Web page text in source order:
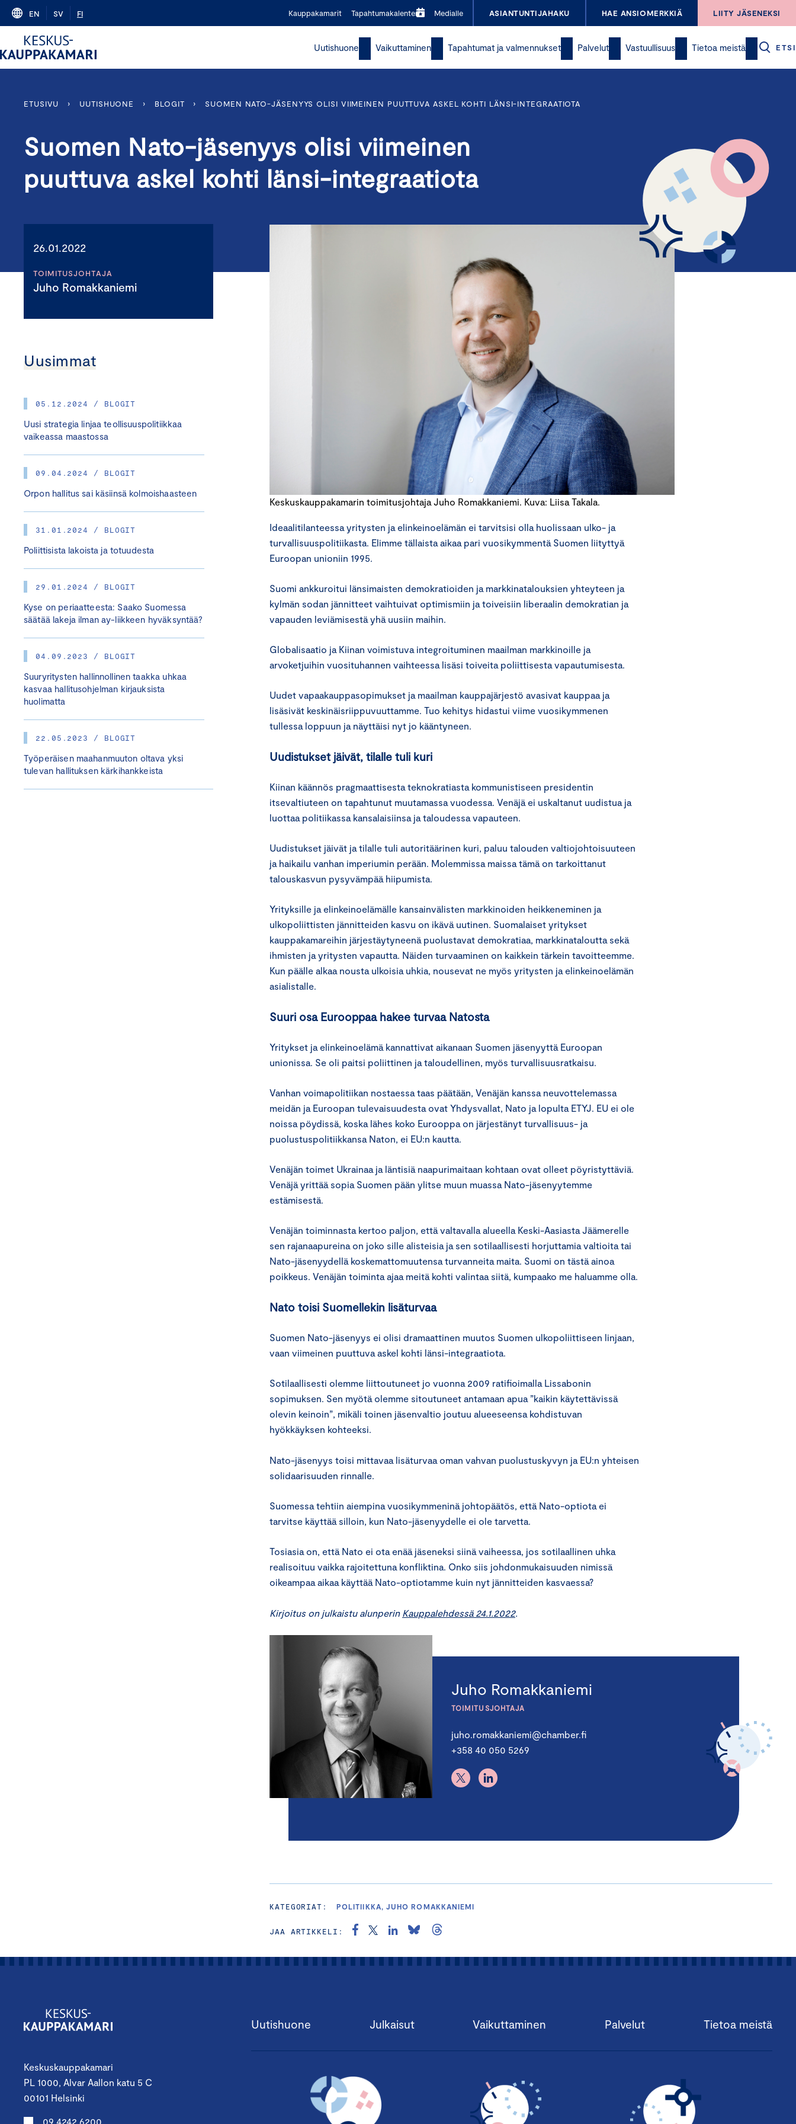
Skip
content
EN SV FI Kauppakamarit Tapahtumakalenteri Medialle ASIANTUNTIJAHAKU HAE ANSIOMERKKIÄ LIITY JÄSENEKSI
Uutishuone Vaikuttaminen Tapahtumat ja valmennukset Palvelut Vastuullisuus Tietoa meistä ETSI
ETUSIVU › UUTISHUONE › BLOGIT › SUOMEN NATO-JÄSENYYS OLISI VIIMEINEN PUUTTUVA ASKEL KOHTI LÄNSI-INTEGRAATIOTA
Suomen Nato-jäsenyys olisi viimeinen
puuttuva askel kohti länsi-integraatiota
26.01.2022
TOIMITUSJOHTAJA
Juho Romakkaniemi
Uusimmat
05.12.2024 / BLOGIT
Uusi strategia linjaa teollisuuspolitiikkaa
vaikeassa maastossa
09.04.2024 / BLOGIT
Orpon hallitus sai käsiinsä kolmoishaasteen
31.01.2024 / BLOGIT
Poliittisista lakoista ja totuudesta
29.01.2024 / BLOGIT
Kyse on periaatteesta: Saako Suomessa
säätää lakeja ilman ay-liikkeen hyväksyntää?
04.09.2023 / BLOGIT
Suuryritysten hallinnollinen taakka uhkaa
kasvaa hallitusohjelman kirjauksista
huolimatta
22.05.2023 / BLOGIT
Työperäisen maahanmuuton oltava yksi
tulevan hallituksen kärkihankkeista
Keskuskauppakamarin toimitusjohtaja Juho Romakkaniemi. Kuva: Liisa Takala.
Ideaalitilanteessa yritysten ja elinkeinoelämän ei tarvitsisi olla huolissaan ulko- ja
turvallisuuspolitiikasta. Elimme tällaista aikaa pari vuosikymmentä Suomen liityttyä
Euroopan unioniin 1995.
Suomi ankkuroitui länsimaisten demokratioiden ja markkinatalouksien yhteyteen ja
kylmän sodan jännitteet vaihtuivat optimismiin ja toiveisiin liberaalin demokratian ja
vapauden leviämisestä yhä uusiin maihin.
Globalisaatio ja Kiinan voimistuva integroituminen maailman markkinoille ja
arvoketjuihin vuosituhannen vaihteessa lisäsi toiveita poliittisesta vapautumisesta.
Uudet vapaakauppasopimukset ja maailman kauppajärjestö avasivat kauppaa ja
lisäsivät keskinäisriippuvuuttamme. Tuo kehitys hidastui viime vuosikymmenen
tullessa loppuun ja näyttäisi nyt jo kääntyneen.
Uudistukset jäivät, tilalle tuli kuri
Kiinan käännös pragmaattisesta teknokratiasta kommunistiseen presidentin
itsevaltiuteen on tapahtunut muutamassa vuodessa. Venäjä ei uskaltanut uudistua ja
luottaa politiikassa kansalaisiinsa ja taloudessa vapauteen.
Uudistukset jäivät ja tilalle tuli autoritäärinen kuri, paluu talouden valtiojohtoisuuteen
ja haikailu vanhan imperiumin perään. Molemmissa maissa tämä on tarkoittanut
talouskasvun pysyvämpää hiipumista.
Yrityksille ja elinkeinoelämälle kansainvälisten markkinoiden heikkeneminen ja
ulkopoliittisten jännitteiden kasvu on ikävä uutinen. Suomalaiset yritykset
kauppakamareihin järjestäytyneenä puolustavat demokratiaa, markkinataloutta sekä
ihmisten ja yritysten vapautta. Näiden turvaaminen on kaikkein tärkein tavoitteemme.
Kun päälle alkaa nousta ulkoisia uhkia, nousevat ne myös yritysten ja elinkeinoelämän
asialistalle.
Suuri osa Eurooppaa hakee turvaa Natosta
Yritykset ja elinkeinoelämä kannattivat aikanaan Suomen jäsenyyttä Euroopan
unionissa. Se oli paitsi poliittinen ja taloudellinen, myös turvallisuusratkaisu.
Vanhan voimapolitiikan nostaessa taas päätään, Venäjän kanssa neuvottelemassa
meidän ja Euroopan tulevaisuudesta ovat Yhdysvallat, Nato ja lopulta ETYJ. EU ei ole
noissa pöydissä, koska lähes koko Eurooppa on järjestänyt turvallisuus- ja
puolustuspolitiikkansa Naton, ei EU:n kautta.
Venäjän toimet Ukrainaa ja läntisiä naapurimaitaan kohtaan ovat olleet pöyristyttäviä.
Venäjä yrittää sopia Suomen pään ylitse muun muassa Nato-jäsenyytemme
estämisestä.
Venäjän toiminnasta kertoo paljon, että valtavalla alueella Keski-Aasiasta Jäämerelle
sen rajanaapureina on joko sille alisteisia ja sen sotilaallisesti horjuttamia valtioita tai
Nato-jäsenyydellä koskemattomuutensa turvanneita maita. Suomi on tästä ainoa
poikkeus. Venäjän toiminta ajaa meitä kohti valintaa siitä, kumpaako me haluamme olla.
Nato toisi Suomellekin lisäturvaa
Suomen Nato-jäsenyys ei olisi dramaattinen muutos Suomen ulkopoliittiseen linjaan,
vaan viimeinen puuttuva askel kohti länsi-integraatiota.
Sotilaallisesti olemme liittoutuneet jo vuonna 2009 ratifioimalla Lissabonin
sopimuksen. Sen myötä olemme sitoutuneet antamaan apua ”kaikin käytettävissä
olevin keinoin”, mikäli toinen jäsenvaltio joutuu alueeseensa kohdistuvan
hyökkäyksen kohteeksi.
Nato-jäsenyys toisi mittavaa lisäturvaa oman vahvan puolustuskyvyn ja EU:n yhteisen
solidaarisuuden rinnalle.
Suomessa tehtiin aiempina vuosikymmeninä johtopäätös, että Nato-optiota ei
tarvitse käyttää silloin, kun Nato-jäsenyydelle ei ole tarvetta.
Tosiasia on, että Nato ei ota enää jäseneksi siinä vaiheessa, jos sotilaallinen uhka
realisoituu vaikka rajoitettuna konfliktina. Onko siis johdonmukaisuuden nimissä
oikeampaa aikaa käyttää Nato-optiotamme kuin nyt jännitteiden kasvaessa?
Kirjoitus on julkaistu alunperin Kauppalehdessä 24.1.2022.
Juho Romakkaniemi
TOIMITUSJOHTAJA
juho.romakkaniemi@chamber.fi
+358 40 050 5269
KATEGORIAT: POLITIIKKA, JUHO ROMAKKANIEMI
JAA ARTIKKELI:
Keskuskauppakamari
PL 1000, Alvar Aallon katu 5 C
00101 Helsinki
09 4242 6200
Uutishuone Julkaisut Vaikuttaminen Palvelut Tietoa meistä